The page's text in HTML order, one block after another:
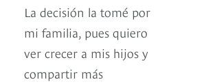
La decisión la tomé por
mi familia, pues quiero
ver crecer a mis hijos y
compartir más